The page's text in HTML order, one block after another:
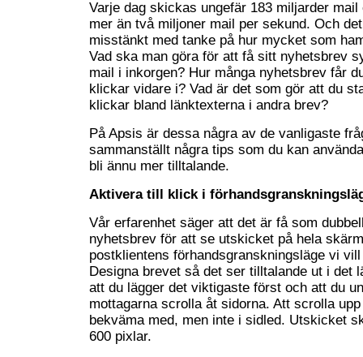
Varje dag skickas ungefär 183 miljarder
mer än två miljoner mail per sekund. Och
misstänkt med tanke på hur mycket som
Vad ska man göra för att få sitt nyhetsbrev
mail i inkorgen? Hur många nyhetsbrev får
klickar vidare i? Vad är det som gör att du
klickar bland länktexterna i andra brev?
På Apsis är dessa några av de vanligaste
sammanställt några tips som du kan
bli ännu mer tilltalande.
Aktivera till klick i
Vår erfarenhet säger att det är få som
nyhetsbrev för att se utskicket på hela
postklientens förhandsgranskningsläge vi
Designa brevet så det ser tilltalande ut i det
att du lägger det viktigaste först och att du
mottagarna scrolla åt sidorna. Att scrolla
bekväma med, men inte i sidled. Utskicket
600 pixlar.